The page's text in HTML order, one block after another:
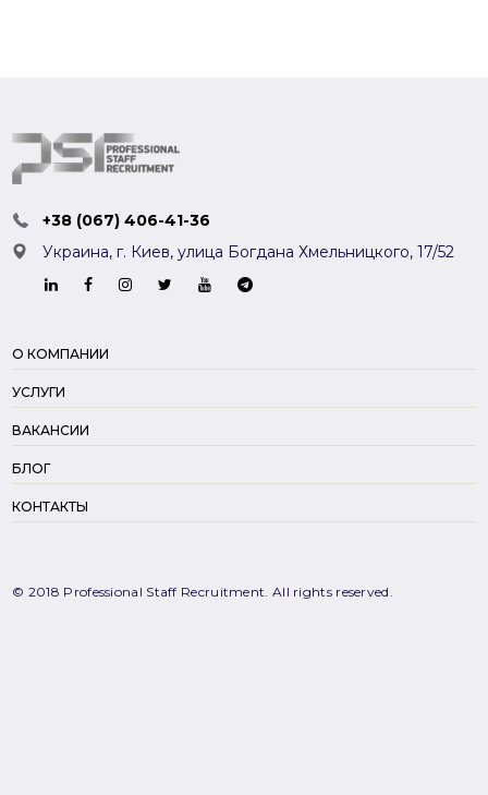
+38 (067) 406-41-36
Украина, г. Киев,улица Богдана Хмельницкого, 17/52
О КОМПАНИИ
УСЛУГИ
ВАКАНСИИ
БЛОГ
КОНТАКТЫ
© 2018 Professional Staff Recruitment. All rights reserved.